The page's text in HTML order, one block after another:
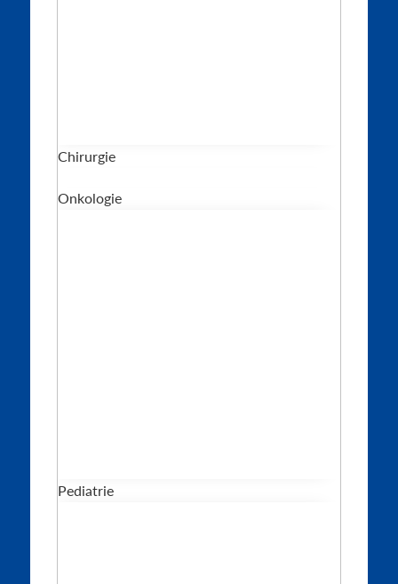
Chirurgie
Onkologie
Pediatrie